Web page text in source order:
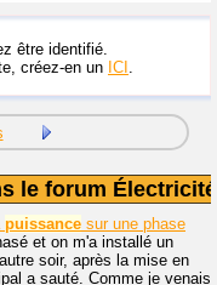
être identifié.
créez-en un ICI .
le forum Électricité
puissance sur une phase
et on m'a installé un
soir, après la mise en
a sauté. Comme je venais